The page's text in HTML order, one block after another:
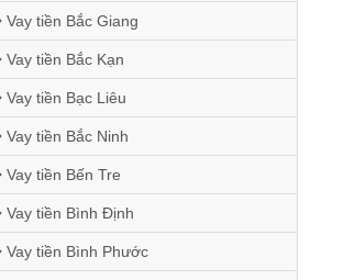
Vay tiền Bắc Giang
Vay tiền Bắc Kạn
Vay tiền Bạc Liêu
Vay tiền Bắc Ninh
Vay tiền Bến Tre
Vay tiền Bình Định
Vay tiền Bình Phước